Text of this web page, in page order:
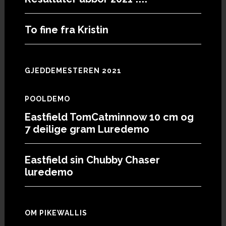
To fine fra Kristin
GJEDDEMESTEREN 2021
POOLDEMO
Eastfield TomCatminnow 10 cm og
7 deilige gram Luredemo
Eastfield sin Chubby Chaser
luredemo
OM PIKEWALLIS